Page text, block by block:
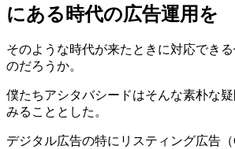
にある時代の広告運用を
そのような時代が来たときに対応でき
のだろうか。
僕たちアシタバシードはそんな素朴な
みることとした。
デジタル広告の特にリスティング広告（